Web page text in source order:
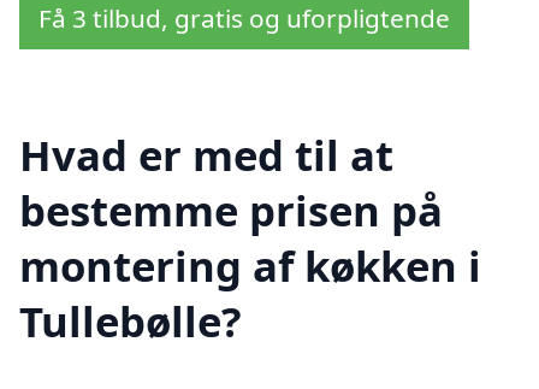
Få 3 tilbud, gratis og uforpligtende
Hvad er med til at
bestemme prisen på
montering af køkken i
Tullebølle?